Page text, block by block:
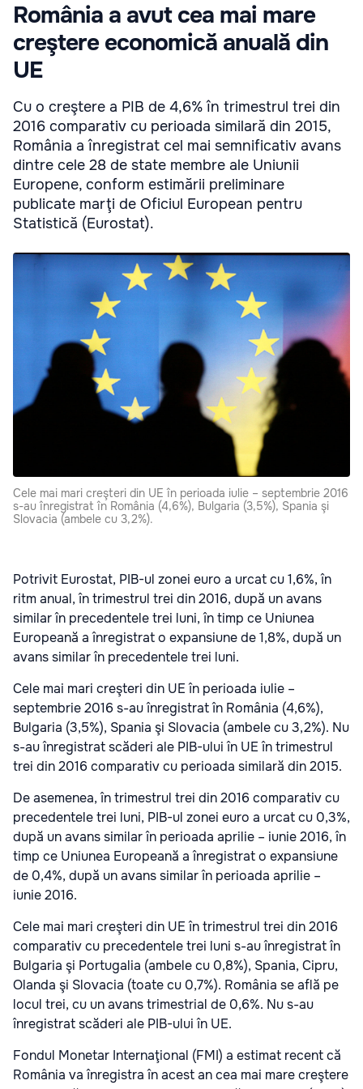
România a avut cea mai mare
creştere economică anuală din
UE
Cu o creştere a PIB de 4,6% în trimestrul trei din
2016 comparativ cu perioada similară din 2015,
România a înregistrat cel mai semnificativ avans
dintre cele 28 de state membre ale Uniunii
Europene, conform estimării preliminare
publicate marţi de Oficiul European pentru
Statistică (Eurostat).
Cele mai mari creşteri din UE în perioada iulie – septembrie 2016
s-au înregistrat în România (4,6%), Bulgaria (3,5%), Spania şi
Slovacia (ambele cu 3,2%).
Potrivit Eurostat, PIB-ul zonei euro a urcat cu 1,6%, în
ritm anual, în trimestrul trei din 2016, după un avans
similar în precedentele trei luni, în timp ce Uniunea
Europeană a înregistrat o expansiune de 1,8%, după un
avans similar în precedentele trei luni.
Cele mai mari creşteri din UE în perioada iulie –
septembrie 2016 s-au înregistrat în România (4,6%),
Bulgaria (3,5%), Spania şi Slovacia (ambele cu 3,2%). Nu
s-au înregistrat scăderi ale PIB-ului în UE în trimestrul
trei din 2016 comparativ cu perioada similară din 2015.
De asemenea, în trimestrul trei din 2016 comparativ cu
precedentele trei luni, PIB-ul zonei euro a urcat cu 0,3%,
după un avans similar în perioada aprilie – iunie 2016, în
timp ce Uniunea Europeană a înregistrat o expansiune
de 0,4%, după un avans similar în perioada aprilie –
iunie 2016.
Cele mai mari creşteri din UE în trimestrul trei din 2016
comparativ cu precedentele trei luni s-au înregistrat în
Bulgaria şi Portugalia (ambele cu 0,8%), Spania, Cipru,
Olanda şi Slovacia (toate cu 0,7%). România se află pe
locul trei, cu un avans trimestrial de 0,6%. Nu s-au
înregistrat scăderi ale PIB-ului în UE.
Fondul Monetar Internaţional (FMI) a estimat recent că
România va înregistra în acest an cea mai mare creştere